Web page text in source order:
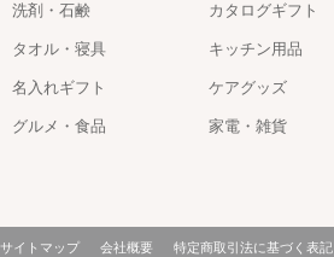
洗剤・石鹸
カタログギフト
タオル・寝具
キッチン用品
名入れギフト
ケアグッズ
グルメ・食品
家電・雑貨
サイトマップ 会社概要 特定商取引法に基づく表記